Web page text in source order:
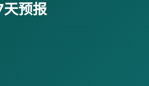
天预报